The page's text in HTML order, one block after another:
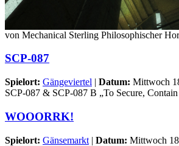
von Mechanical Sterling Philosophischer
SCP-087
Spielort: Gängeviertel | Datum: Mittwoch
SCP-087 & SCP-087 B „To Secure,
WOOORRK!
Spielort: Gänsemarkt | Datum: Mittwoch